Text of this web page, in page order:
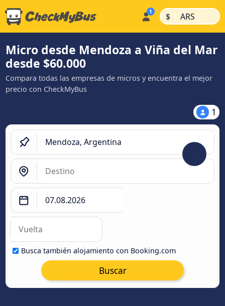
$ | ARS |
Micro desde Mendoza a Viña del Mar
desde $60.000
Compara todas las empresas de micros y encuentra el mejor
precio con CheckMyBus
1
Busca también alojamiento con Booking.com
Buscar